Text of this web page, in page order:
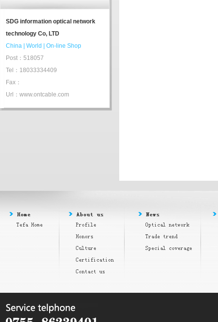
SDG information optical network
technology Co, LTD
China
World
On-line Shop
Post：518057
Tel：18033334409
Fax：
Url：www.ontcable.com